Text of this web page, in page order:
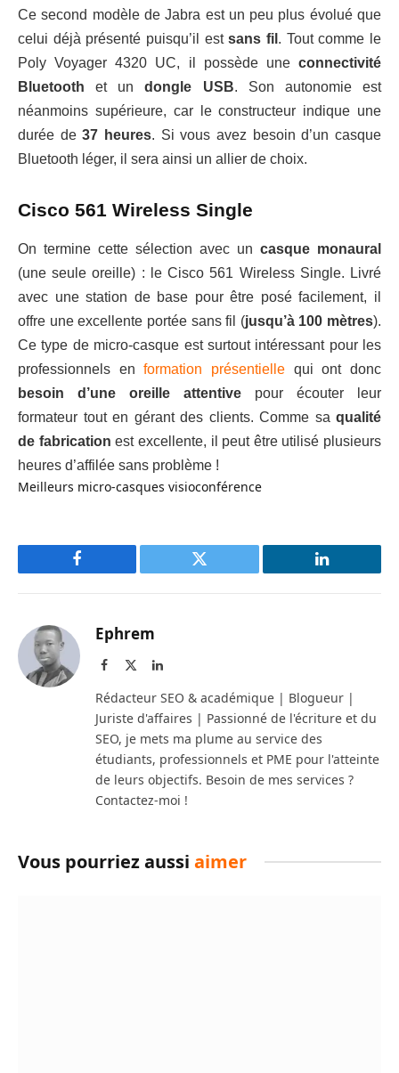
Ce second modèle de Jabra est un peu plus évolué que
celui déjà présenté puisqu’il estsans fil . Tout comme le
Poly Voyager 4320 UC, il possède une connectivité
Bluetooth et undongle USB. Son autonomie est
néanmoins supérieure, car le constructeur indique une
durée de37 heures. Si vous avez besoin d’un casque
Bluetooth léger, il sera ainsi un allier de choix.
Cisco 561 Wireless Single
On termine cette sélection avec un casque monaural
(une seule oreille) : le Cisco 561 Wireless Single. Livré
avec une station de base pour être posé facilement, il
offre une excellente portée sans fil (jusqu’à 100 mètres).
Ce type de micro-casque est surtout intéressant pour les
professionnels enformation présentielle qui ont donc
besoin d’une oreille attentive pour écouter leur
formateur tout en gérant des clients. Comme sa qualité
de fabrication est excellente, il peut être utilisé plusieurs
heures d’affilée sans problème !
Meilleurs micro-casques visioconférence
Facebook Twitter LinkedIn
Ephrem
Facebook LinkedIn
Rédacteur SEO & académique | Blogueur |
Juriste d'affaires | Passionné de l'écriture et du
SEO, je mets ma plume au service des
étudiants, professionnels et PME pour l'atteinte
de leurs objectifs. Besoin de mes services ?
Contactez-moi !
Vous pourriez aussi aimer